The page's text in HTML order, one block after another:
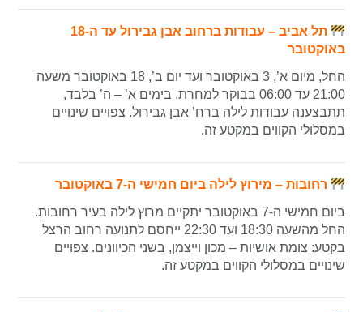
תל אביב – עבודות ברחוב אבן גבירול עד ה-18
באוקטובר
החל, מיום א’, 3 באוקטובר ועד יום ב’, 18 באוקטובר משעה
21:00 עד 06:00 בבוקר למחרת, בימים א’ – ה’ בלבד,
תתבצענה עבודות לילה ברח’ אבן גבירול. צפויים שינויים
במסלולי הקווים במקטע זה.
רחובות – מירוץ לילה ביום חמישי ה-7 באוקטובר
ביום חמישי ה-7 באוקטובר יתקיים מרוץ לילה בעיר רחובות.
החל מהשעה 18:30 ועד 22:30 ייחסם לתנועה רחוב הרצל
בקטע: צומת אושיות – מכון וייצמן, בשני הכיוונים. צפויים
שינויים במסלולי הקווים במקטע זה.